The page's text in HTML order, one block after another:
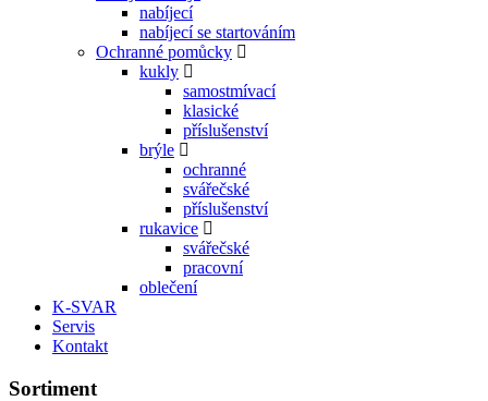
nabíjecí
nabíjecí se startováním
Ochranné pomůcky
kukly
samostmívací
klasické
příslušenství
brýle
ochranné
svářečské
příslušenství
rukavice
svářečské
pracovní
oblečení
K-SVAR
Servis
Kontakt
Sortiment